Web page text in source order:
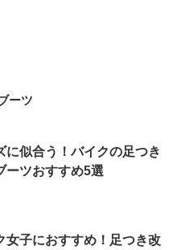
ーツ
に似合う！バイクの足つき
ーツおすすめ5選
女子におすすめ！足つき改